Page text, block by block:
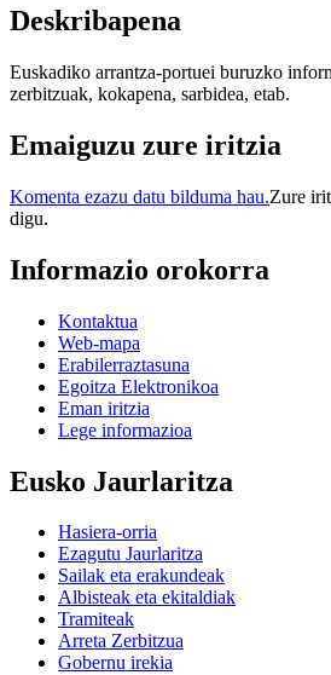
Deskribapena
Euskadiko arrantza-portuei buruzko
zerbitzuak, kokapena, sarbidea, etab.
Emaiguzu zure iritzia
Komenta ezazu datu bilduma hau.Zure
digu.
Informazio orokorra
Kontaktua
Web-mapa
Erabilerraztasuna
Egoitza Elektronikoa
Eman iritzia
Lege informazioa
Eusko Jaurlaritza
Hasiera-orria
Ezagutu Jaurlaritza
Sailak eta erakundeak
Albisteak eta ekitaldiak
Tramiteak
Arreta Zerbitzua
Gobernu irekia